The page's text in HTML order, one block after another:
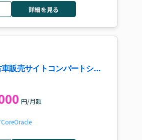
詳細を見る
販売サイトコンバートシス
案件・求人
円/月額
Oracle